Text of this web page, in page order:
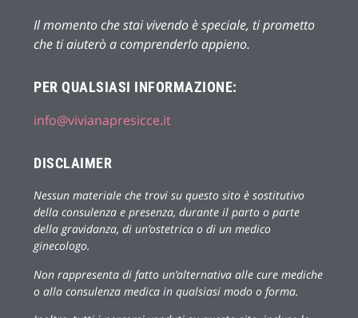
Il momento che stai vivendo è speciale, ti prometto
che ti aiuterò a comprenderlo appieno.
PER QUALSIASI INFORMAZIONE:
info@vivianapresicce.it
DISCLAIMER
Nessun materiale che trovi su questo sito è sostitutivo
della consulenza e presenza, durante il parto o parte
della gravidanza, di un’ostetrica o di un medico
ginecologo.
Non rappresenta di fatto un’alternativa alle cure mediche
o alla consulenza medica in qualsiasi modo o forma.